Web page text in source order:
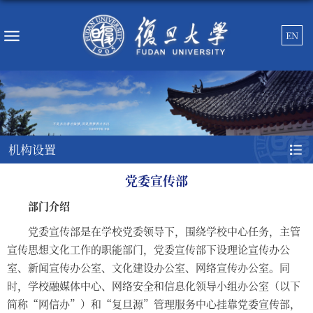
EN
机构设置
党委宣传部
部门介绍
党委宣传部是在学校党委领导下，围绕学校中心任务，主管
宣传思想文化工作的职能部门，党委宣传部下设理论宣传办公
室、新闻宣传办公室、文化建设办公室、网络宣传办公室。同
时，学校融媒体中心、网络安全和信息化领导小组办公室（以下
简称“网信办”）和“复旦源”管理服务中心挂靠党委宣传部，